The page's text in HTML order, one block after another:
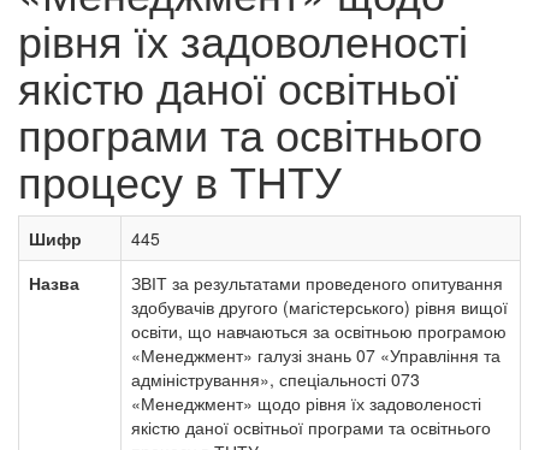
рівня їх задоволеності
якістю даної освітньої
програми та освітнього
процесу в ТНТУ
Шифр
445
Назва
ЗВІТ за результатами проведеного опитування
здобувачів другого (магістерського) рівня вищої
освіти, що навчаються за освітньою програмою
«Менеджмент» галузі знань 07 «Управління та
адміністрування», спеціальності 073
«Менеджмент» щодо рівня їх задоволеності
якістю даної освітньої програми та освітнього